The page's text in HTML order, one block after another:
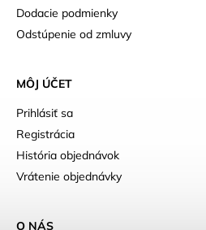
Dodacie podmienky
Odstúpenie od zmluvy
MÔJ ÚČET
Prihlásiť sa
Registrácia
História objednávok
Vrátenie objednávky
O NÁS